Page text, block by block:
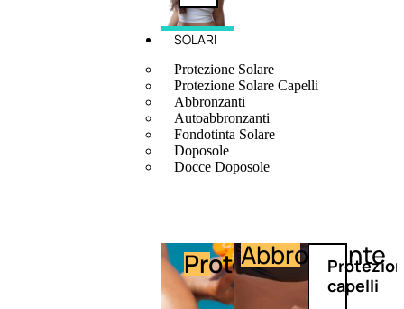
SOLARI
Protezione Solare
Protezione Solare Capelli
Abbronzanti
Autoabbronzanti
Fondotinta Solare
Doposole
Docce Doposole
Protezione
Abbronzante
capelli